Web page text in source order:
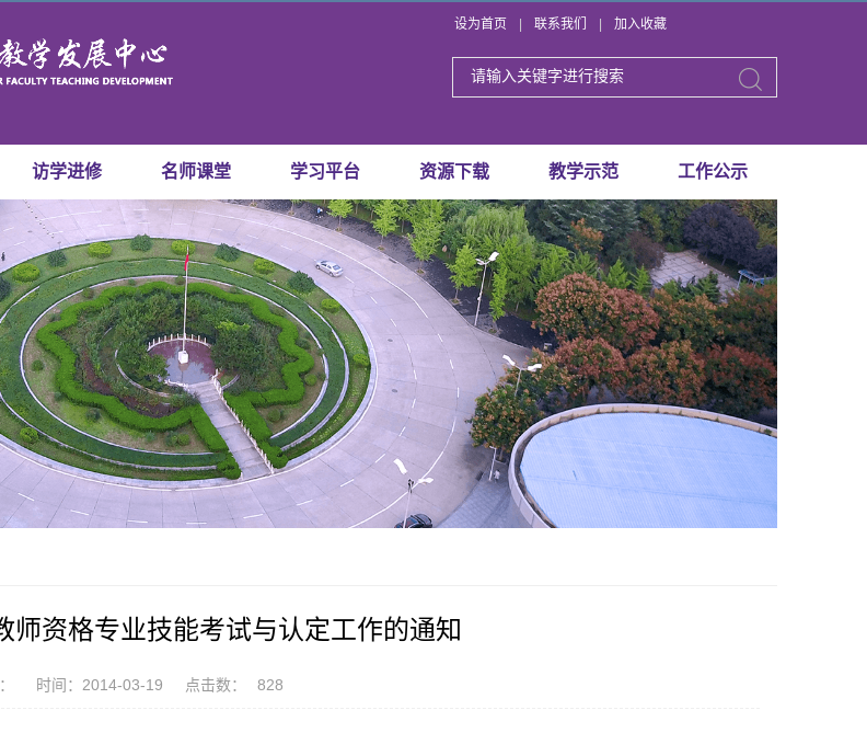
设为首页 联系我们 加入收藏
访学进修 名师课堂 学习平台 资源下载 教学示范 工作公示
师资格专业技能考试与认定工作的通知
时间：2014-03-19 点击数： 828